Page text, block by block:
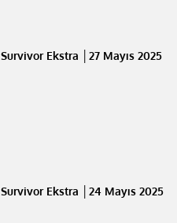
Survivor Ekstra │27 Mayıs 2025
Survivor Ekstra │24 Mayıs 2025